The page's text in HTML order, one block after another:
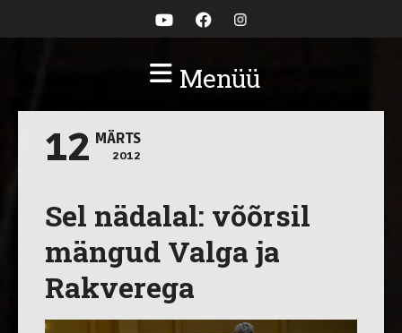
Menüü
12 MÄRTS
2012
Sel nädalal: võõrsil
mängud Valga ja
Rakverega